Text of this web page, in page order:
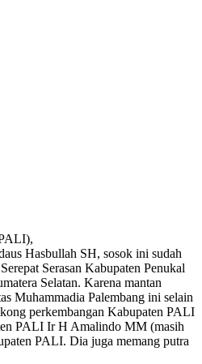
Hasbullah SH, sosok ini sudah
Serasan Kabupaten Penukal
Selatan. Karena mantan
Muhammadia Palembang ini selain
perkembangan Kabupaten PALI
PALI Ir H Amalindo MM (masih
PALI. Dia juga memang putra